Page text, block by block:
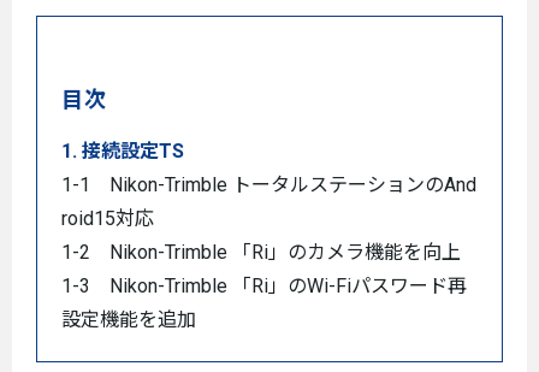
目次
1. 接続設定TS
1-1 Nikon-Trimble トータルステーションのAnd
roid15対応
1-2 Nikon-Trimble 「Ri」のカメラ機能を向上
1-3 Nikon-Trimble 「Ri」のWi-Fiパスワード再
設定機能を追加